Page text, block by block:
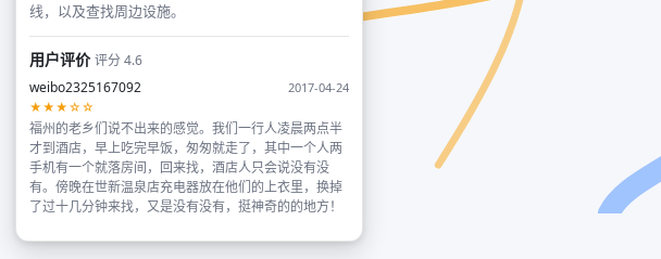
线，以及查找周边设施。
用户评价评分 4.6
weibo2325167092
2017-04-24
★★★☆☆
福州的老乡们说不出来的感觉。我们一行人凌晨两点半
才到酒店，早上吃完早饭，匆匆就走了，其中一个人两
手机有一个就落房间，回来找，酒店人只会说没有没
有。傍晚在世新温泉店充电器放在他们的上衣里，换掉
了过十几分钟来找，又是没有没有，挺神奇的的地方！